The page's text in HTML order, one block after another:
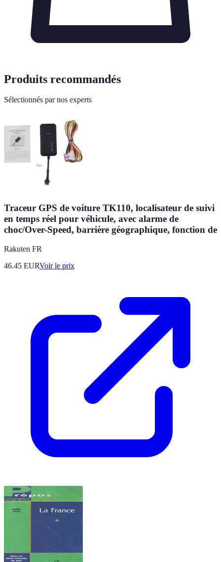
Produits recommandés
Sélectionnés par nos experts
Traceur GPS de voiture TK110, localisateur de suivi
en temps réel pour véhicule, avec alarme de
choc/Over-Speed, barrière géographique, fonction de
Rakuten FR
46.45 EURVoir le prix